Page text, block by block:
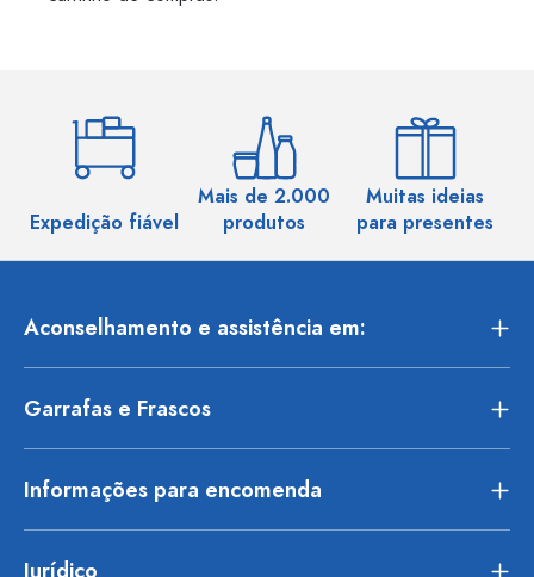
Expedição fiável
Mais de 2.000
produtos
Muitas ideias
para presentes
Aconselhamento e assistência em:
Garrafas e Frascos
Informações para encomenda
Jurídico